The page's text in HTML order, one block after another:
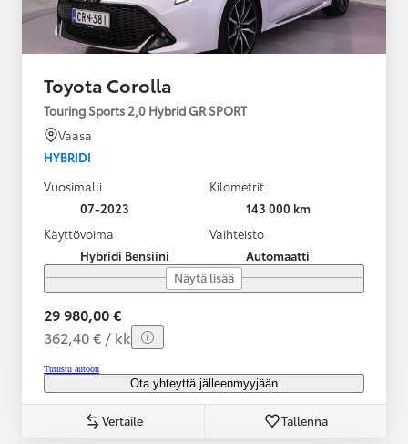
Toyota Corolla
Touring Sports 2,0 Hybrid GR SPORT
Vaasa
HYBRIDI
Vuosimalli
07-2023
Kilometrit
143 000 km
Käyttövoima
Hybridi Bensiini
Vaihteisto
Automaatti
Näytä lisää
29 980,00 €
362,40 € / kk
Tutustu autoon
Ota yhteyttä jälleenmyyjään
Vertaile Tallenna